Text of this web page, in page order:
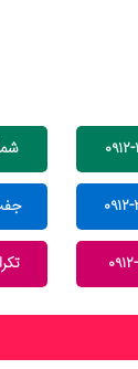
جفت